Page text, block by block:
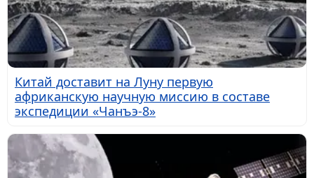
Китай доставит на Луну первую
африканскую научную миссию в составе
экспедиции «Чанъэ-8»